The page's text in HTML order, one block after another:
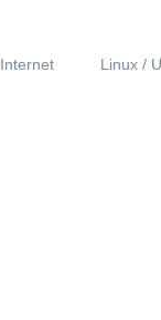
Internet Linux /